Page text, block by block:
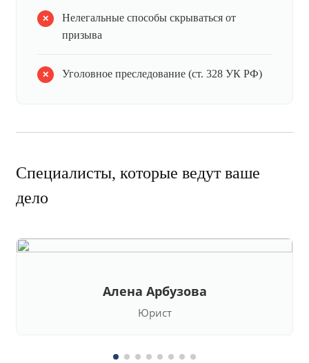
Нелегальные способы скрываться от
призыва
Уголовное преследование (ст. 328 УК РФ)
Специалисты, которые ведут ваше
дело
Алена Арбузова
Юрист